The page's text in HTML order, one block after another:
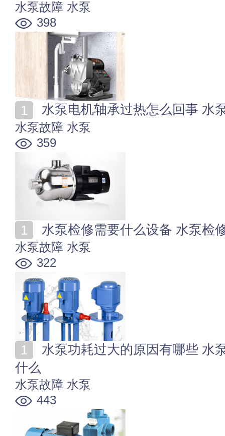
水泵故障 水泵
398
水泵电机轴承过热怎么回事 水
水泵故障 水泵
359
水泵检修需要什么设备 水泵检
水泵故障 水泵
322
什么
水泵故障 水泵
443